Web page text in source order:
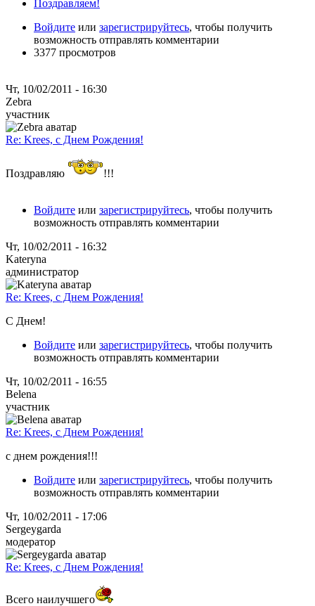
Поздравляем!
Войдите или зарегистрируйтесь, чтобы получить
возможность отправлять комментарии
3377 просмотров
Чт, 10/02/2011 - 16:30
Zebra
участник
Re: Krees, с Днем Рождения!
Поздравляю !!!
Войдите или зарегистрируйтесь, чтобы получить
возможность отправлять комментарии
Чт, 10/02/2011 - 16:32
Kateryna
администратор
Re: Krees, с Днем Рождения!
С Днем!
Войдите или зарегистрируйтесь, чтобы получить
возможность отправлять комментарии
Чт, 10/02/2011 - 16:55
Belena
участник
Re: Krees, с Днем Рождения!
с днем рождения!!!
Войдите или зарегистрируйтесь, чтобы получить
возможность отправлять комментарии
Чт, 10/02/2011 - 17:06
Sergeygarda
модератор
Re: Krees, с Днем Рождения!
Всего наилучшего